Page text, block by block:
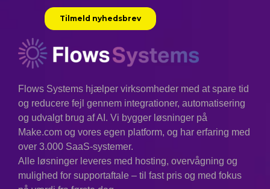
Flows Systems hjælper virksomheder med at spare tid
og reducere fejl gennem integrationer, automatisering
og udvalgt brug af AI. Vi bygger løsninger på
Make.com og vores egen platform, og har erfaring med
over 3.000 SaaS-systemer.
Alle løsninger leveres med hosting, overvågning og
mulighed for supportaftale – til fast pris og med fokus